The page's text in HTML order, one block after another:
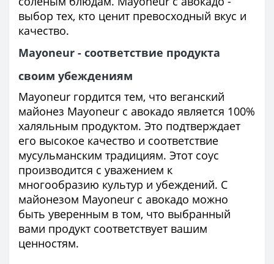
выбор тех, кто ценит превосходный вкус и
качество.
Mayoneur - соответствие продукта
своим убеждениям
Mayoneur гордится тем, что веганский
майонез Mayoneur с авокадо является 100%
халяльным продуктом. Это подтверждает
его высокое качество и соответствие
мусульманским традициям. Этот соус
производится с уважением к
многообразию культур и убеждений. С
майонезом Mayoneur с авокадо можно
быть уверенным в том, что выбранный
вами продукт соответствует вашим
ценностям.